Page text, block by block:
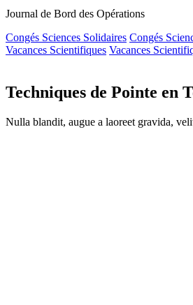
Journal de Bord des Opérations
Congés Sciences Solidaires Congés
Vacances Scientifiques Vacances
Techniques de Pointe en
Nulla blandit, augue a laoreet gravida,